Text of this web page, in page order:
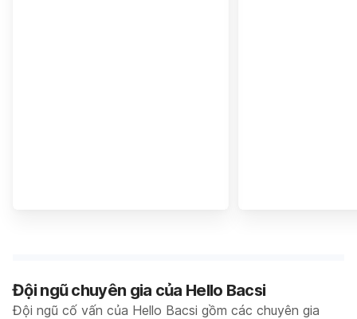
Đội ngũ chuyên gia của Hello Bacsi
Đội ngũ cố vấn của Hello Bacsi gồm các chuyên gia